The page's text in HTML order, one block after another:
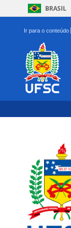
BRASIL
Ir para o conteúdo